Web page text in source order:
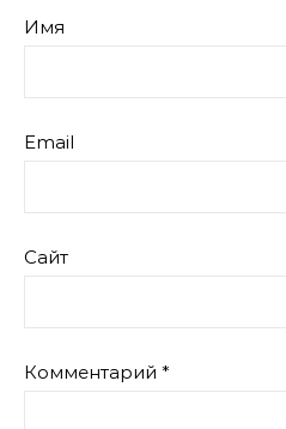
Имя
Email
Сайт
Комментарий *